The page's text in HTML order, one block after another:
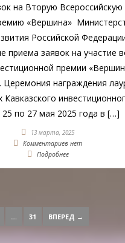
на Вторую Всероссийскую
«Вершина»
Российской
приема заявок на участие
премии
Церемония награждения
Кавказского
по 27 мая 2025 года в […]
13 марта, 2025
Комментариев нет
Подробнее
… 31 ВПЕРЕД →